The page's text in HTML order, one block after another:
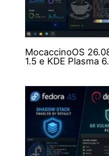
MocaccinoOS
1.5 e KDE Plasma